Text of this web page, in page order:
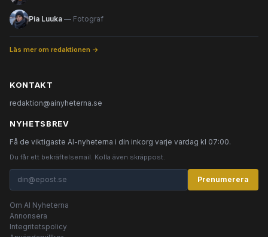
Pia Luuka — Fotograf
Läs mer om redaktionen →
KONTAKT
redaktion@ainyheterna.se
NYHETSBREV
Få de viktigaste AI-nyheterna i din inkorg varje vardag kl 07:00.
Du får ett bekräftelsemail. Kolla även skräppost.
Prenumerera
Om AI Nyheterna
Annonsera
Integritetspolicy